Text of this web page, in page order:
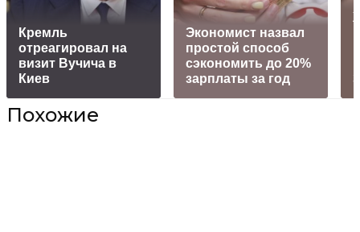
Кремль
отреагировал на
визит Вучича в
Киев
Экономист назвал
простой способ
сэкономить до 20%
зарплаты за год
Похожие